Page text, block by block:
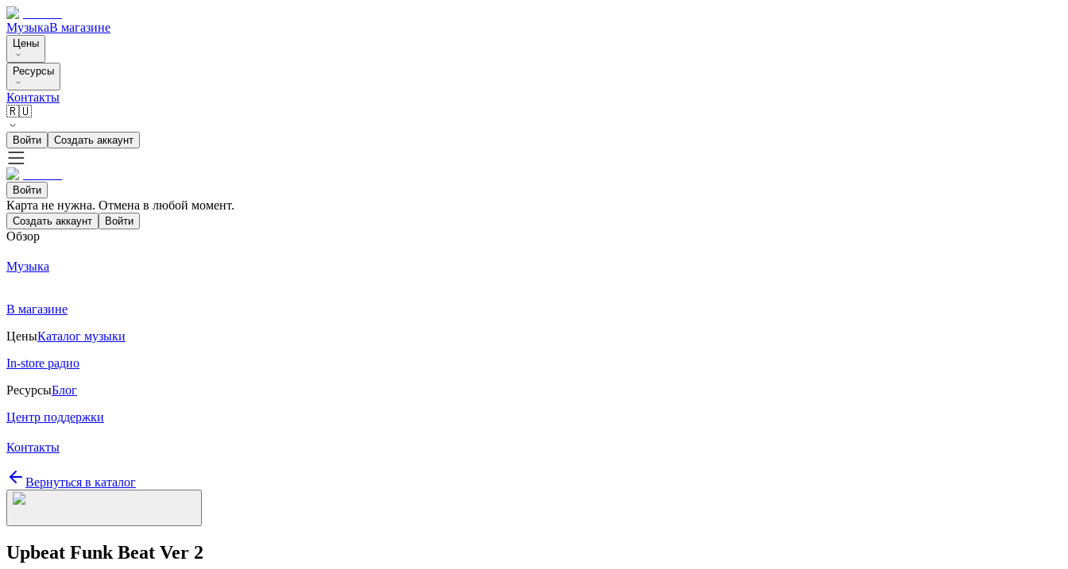
МузыкаВ магазине
Цены
Ресурсы
Контакты
🇷🇺
Войти Создать аккаунт
Войти
Карта не нужна. Отмена в любой момент.
Создать аккаунт Войти
Обзор
Музыка
В магазине
ЦеныКаталог музыки
In-store радио
РесурсыБлог
Центр поддержки
Контакты
Вернуться в каталог
Upbeat Funk Beat Ver 2